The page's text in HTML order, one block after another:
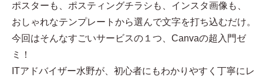
ポスターも、ポスティングチラシも、インスタ画像も、
おしゃれなテンプレートから選んで文字を打ち込むだけ。
今回はそんなすごいサービスの１つ、Canvaの超入門ゼ
ミ！
ITアドバイザー水野が、初心者にもわかりやすく丁寧にレ